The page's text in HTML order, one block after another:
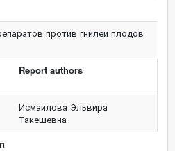
против гнилей плодов
Report authors
Исмаилова Эльвира
Такешевна